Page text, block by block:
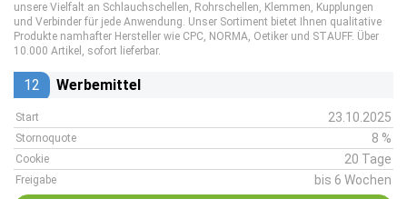
unsere Vielfalt an Schlauchschellen, Rohrschellen, Klemmen, Kupplungen
und Verbinder für jede Anwendung. Unser Sortiment bietet Ihnen qualitative
Produkte namhafter Hersteller wie CPC, NORMA, Oetiker und STAUFF. Über
10.000 Artikel, sofort lieferbar.
12 Werbemittel
Start 23.10.2025
Stornoquote 8 %
Cookie 20 Tage
Freigabe bis 6 Wochen